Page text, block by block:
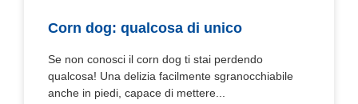
Corn dog: qualcosa di unico
Se non conosci il corn dog ti stai perdendo
qualcosa! Una delizia facilmente sgranocchiabile
anche in piedi, capace di mettere...